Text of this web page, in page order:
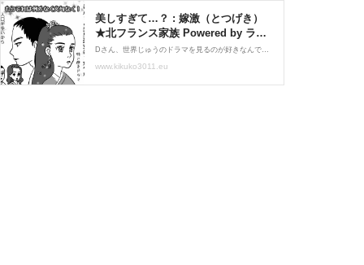
美しすぎて…？ : 嫁激（とつげき）
★北フランス家族 Powered by ライ
ブドアブログ
Dさん、世界じゅうのドラマを見るのが好きなんですという話はこちら↓ 私たち夫婦だけ？(笑)すいません中国の歴史ドラマでももちろん特定の俳優さんをお好きな方もいると思うんですが、皆顔が良すぎて逆に印象に残りにくいというか…(^^;贅沢な現象ー！ほらほら、日本の少女
www.kikuko3011.eu